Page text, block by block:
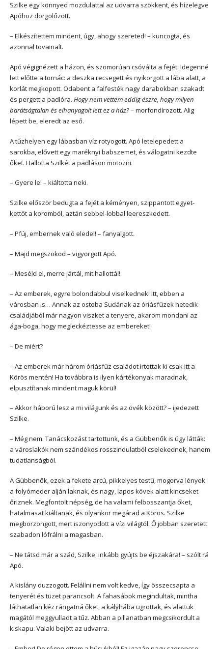
Szilke egy könnyed mozdulattal az udvarra szökkent, és hízelegve
Apóhoz dörgölőzött.
– Elkészítettem mindent, úgy, ahogy szereted! – kuncogta, és
azonnal tovainalt.
Apó végignézett a házon, és szomorúan csóválta a fejét. Idegenné
lett előtte a tornác: a deszka recsegett és nyikorgott a lába alatt, a
korlát megkopott. Odabent a falfesték nagy darabokban szakadt
és pergett a padlóra. Hogy nem vettem eddig észre, hogy milyen
barátságtalan és elhanyagolt lett ez a ház?– morfondírozott. Alig
lépett be, eleredt az eső.
A tűzhelyen egy lábasban víz rotyogott. Apó letelepedett a
sarokba, elővett egy maréknyi babszemet, és válogatni kezdte
őket. Hallotta Szilkét a padláson motozni.
– Gyere le! – kiáltotta neki.
Szilke először bedugta a fejét a kéményen, szippantott egyet-
kettőt a koromból, aztán sebbel-lobbal leereszkedett.
– Pfúj, embernek való eledel! – fanyalgott.
– Majd megszokod – vigyorgott Apó.
– Meséld el, merre jártál, mit hallottál!
– Az emberek, egyre bolondabbul viselkednek! Itt, ebben a
városban is… Annak az ostoba Sudának az óriásfűzek hetedik
családjából már nagyon viszket a tenyere, akarom mondani az
ága-boga, hogy megleckéztesse az embereket!
– De miért?
– Az emberek már három óriásfűz családot irtottak ki csak itt a
Körös mentén! Ha továbbra is ilyen kártékonyak maradnak,
elpusztítanak mindent maguk körül!
– Akkor háború lesz a mi világunk és az övék között? – ijedezett
Szilke.
– Még nem. Tanácskozást tartottunk, és a Gübbenők is úgy látták:
a városlakók nem szándékos rosszindulatból cselekednek, hanem
tudatlanságból.
A Gübbenők, ezek a fekete arcú, pikkelyes testű, mogorva lények
a folyómeder alján laknak, és nagy, lapos kövek alatt kincseket
őriznek. Megfontolt népség, de ha valami felbosszantja őket,
hatalmasat kiáltanak, és olyankor megárad a Körös. Szilke
megborzongott, mert iszonyodott a vízi világtól. Ő jobban szeretett
szabadon lófrálni a magasban.
– Ne tátsd már a szád, Szilke, inkább gyújts be éjszakára! – szólt rá
Apó.
A kislány duzzogott. Felállni nem volt kedve, így összecsapta a
tenyerét és tüzet parancsolt. A fahasábok megindultak, mintha
láthatatlan kéz rángatná őket, a kályhába ugrottak, és alattuk
magától meggyulladt a tűz. Abban a pillanatban megcsikordult a
kiskapu. Valaki bejött az udvarra.